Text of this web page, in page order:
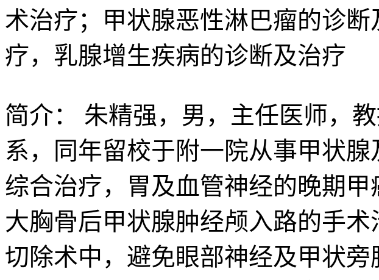
术治疗；甲状腺恶性淋巴瘤的诊
疗，乳腺增生疾病的诊断及治疗
简介：
朱精强，男，主任医师，
系，同年留校于附一院从事甲状
综合治疗，胃及血管神经的晚期
大胸骨后甲状腺肿经颅入路的手
切除术中，避免眼部神经及甲状